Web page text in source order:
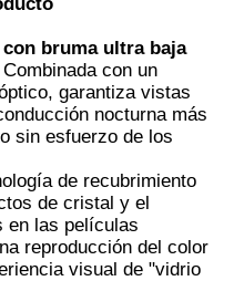
PVB
bruma ultra baja
con un
garantiza vistas
nocturna más
sin esfuerzo de los
de recubrimiento
de cristal y el
en las películas
reproducción del color
visual de "vidrio